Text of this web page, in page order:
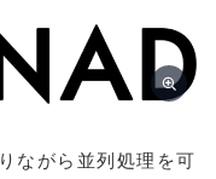
ながら並列処理を可